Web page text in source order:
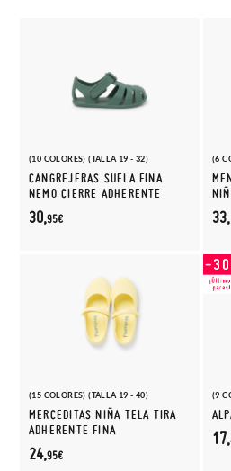
(10 COLORES) (TALLA 19 - 32)
CANGREJERAS SUELA FINA
NEMO CIERRE ADHERENTE
30,95€
(6
33,
(15 COLORES) (TALLA 19 - 40)
MERCEDITAS NIÑA TELA TIRA
ADHERENTE FINA
24,95€
(9
17,